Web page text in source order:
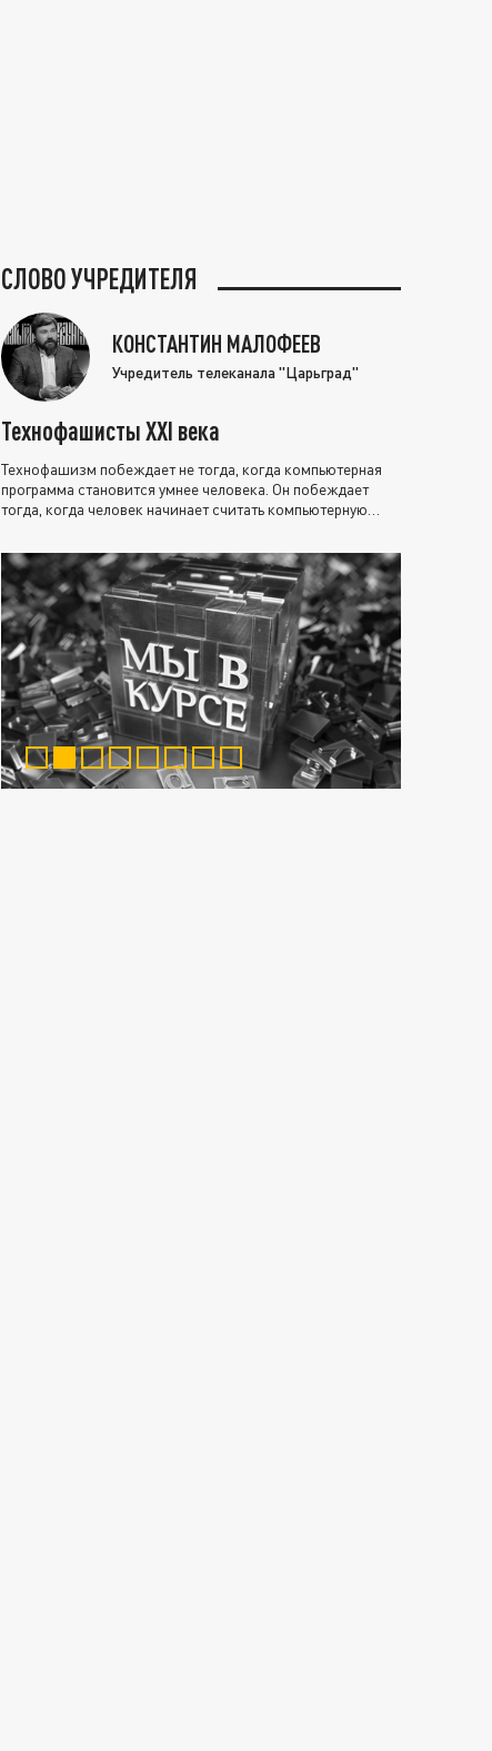
СЛОВО УЧРЕДИТЕЛЯ
КОНСТАНТИН МАЛОФЕЕВ
Учредитель телеканала "Царьград"
Технофашисты XXI века
Технофашизм побеждает не тогда, когда компьютерная
программа становится умнее человека. Он побеждает
тогда, когда человек начинает считать компьютерную